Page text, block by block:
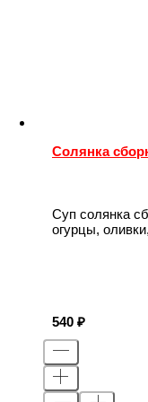
Солянка
Суп cолянка
огурцы,
540